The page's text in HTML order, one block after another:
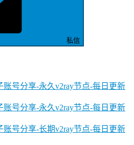
私信
账号分享-永久v2ray节点-每日更新
账号分享-永久v2ray节点-每日更新
账号分享-长期v2ray节点-每日更新